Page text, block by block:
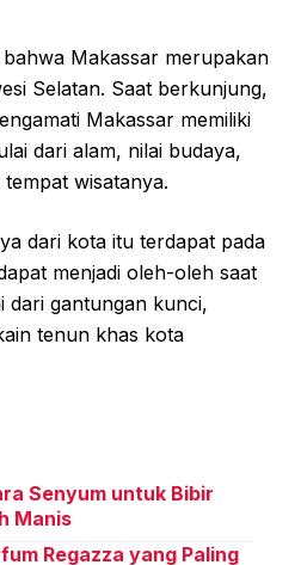
Makassar merupakan
Selatan. Saat berkunjung,
Makassar memiliki
dari alam, nilai budaya,
wisatanya.
dari kota itu terdapat pada
menjadi oleh-oleh saat
dari gantungan kunci,
tenun khas kota
Senyum untuk Bibir
Manis
Regazza yang Paling